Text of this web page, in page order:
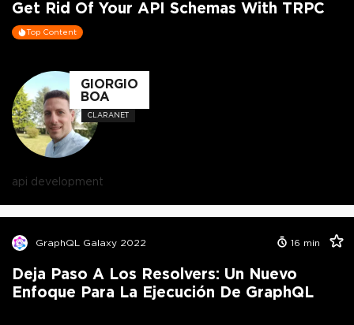
Get Rid Of Your API Schemas With TRPC
Top Content
GIORGIO
BOA
CLARANET
api development
GraphQL Galaxy 2022 16 min
Deja Paso A Los Resolvers: Un Nuevo
Enfoque Para La Ejecución De GraphQL